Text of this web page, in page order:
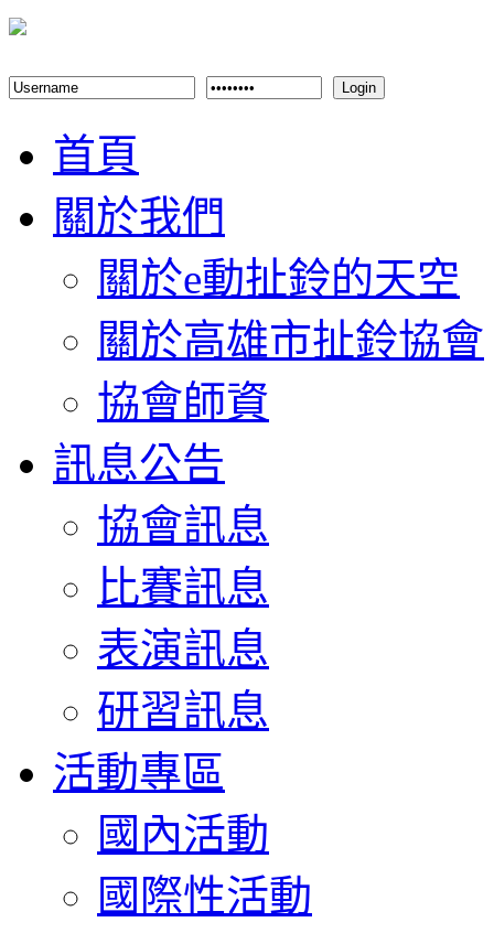
Login
首頁
關於我們
關於e動扯鈴的天空
關於高雄市扯鈴協會
協會師資
訊息公告
協會訊息
比賽訊息
表演訊息
研習訊息
活動專區
國內活動
國際性活動